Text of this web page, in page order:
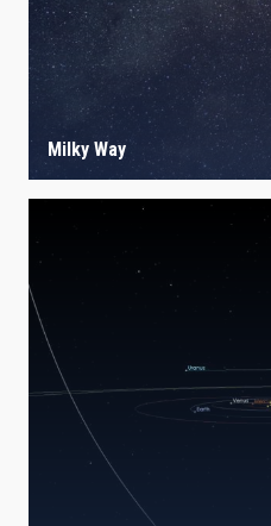
Milky Way